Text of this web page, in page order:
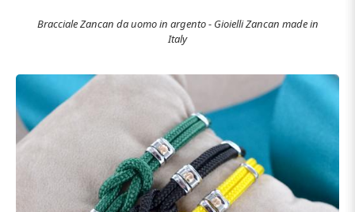
Bracciale Zancan da uomo in argento - Gioielli Zancan made in
Italy